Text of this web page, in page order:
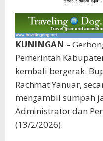
KUNINGAN –
Pemerintah
kembali bergerak.
Rachmat Yanuar,
mengambil sumpah
Administrator dan
(13/2/2026).‎‎